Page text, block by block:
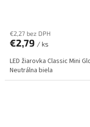
€2,27 bez DPH
€2,79 / ks
LED žiarovka Classic Mini
Neutrálna biela